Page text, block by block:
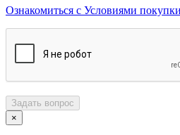
Ознакомиться с Условиями
Задать вопрос
×